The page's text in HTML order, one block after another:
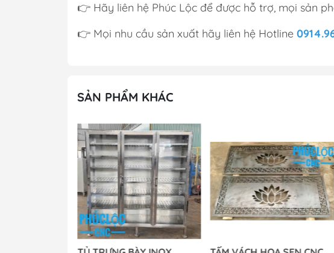
👉 Hãy liên hệ Phúc Lộc để được hỗ trợ, mọi sản
👉 Mọi nhu cầu sản xuất hãy liên hệ Hotline
SẢN PHẨM KHÁC